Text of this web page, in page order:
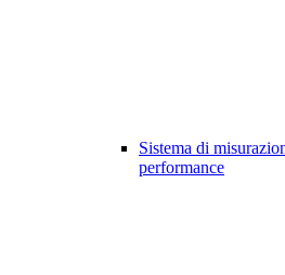
Sistema di
performance